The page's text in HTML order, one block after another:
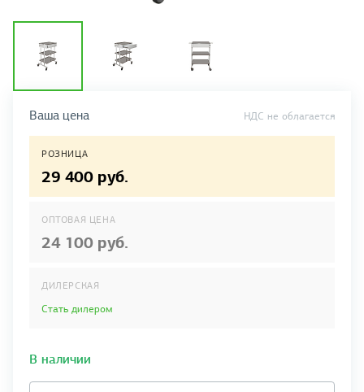
Ваша цена НДС не облагается
РОЗНИЦА
29 400 руб.
ОПТОВАЯ ЦЕНА
24 100 руб.
ДИЛЕРСКАЯ
Стать дилером
В наличии